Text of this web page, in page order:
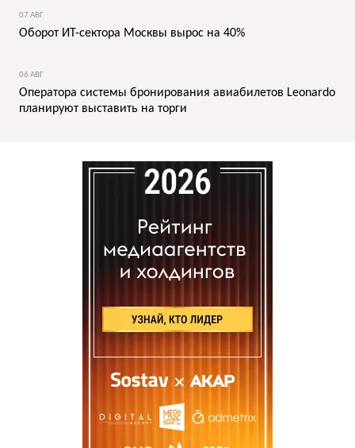
07 АВГ
Оборот ИТ-сектора Москвы вырос на 40%
06 АВГ
Оператора системы бронирования авиабилетов Leonardo
планируют выставить на торги